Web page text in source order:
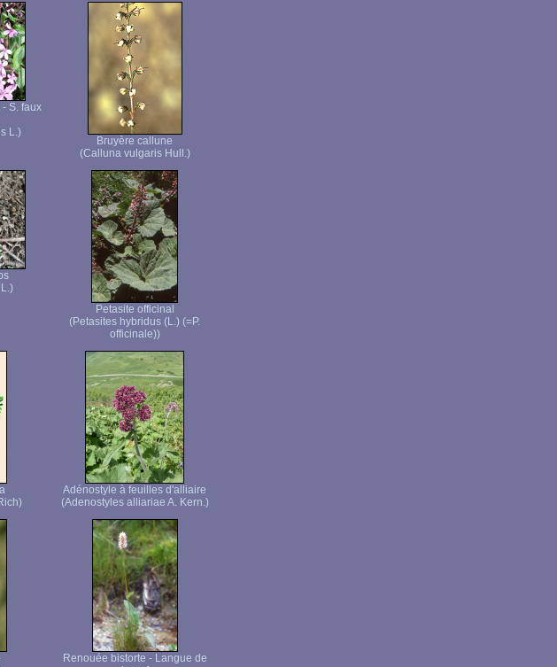
S. faux
L.)
Bruyère callune
(Calluna vulgaris Hull.)
Petasite officinal
(Petasites hybridus (L.) (=P.
officinale))
Adénostyle à feuilles d'alliaire
(Adenostyles alliariae A. Kern.)
Renouée bistorte - Langue de